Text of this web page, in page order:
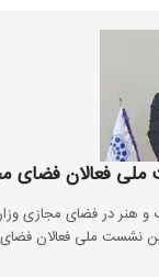
ملی فعالان فضای
هنر در فضای مجازی